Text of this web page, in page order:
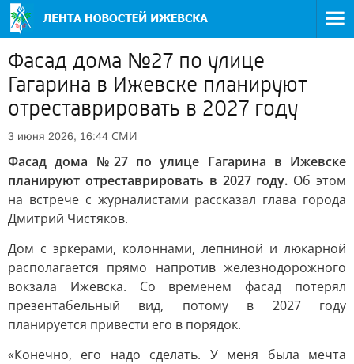
Фасад дома №27 по улице
Гагарина в Ижевске планируют
отреставрировать в 2027 году
3 июня 2026, 16:44 СМИ
Фасад дома №27 по улице Гагарина в Ижевске
планируют отреставрировать в 2027 году. Об этом
на встрече с журналистами рассказал глава города
Дмитрий Чистяков.
Дом с эркерами, колоннами, лепниной и люкарной
располагается прямо напротив железнодорожного
вокзала Ижевска. Со временем фасад потерял
презентабельный вид, потому в 2027 году
планируется привести его в порядок.
«Конечно, его надо сделать. У меня была мечта